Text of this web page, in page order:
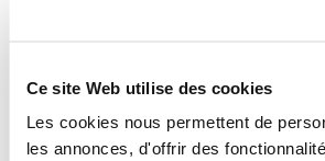
Ce site Web utilise des cookies
Les cookies nous permettent de
les annonces, d'offrir des
françaises. Il doit donc se conformer
Bien évidemment, il est préférable
situation. Il est donc important de se
la loi applicable et le tribunal